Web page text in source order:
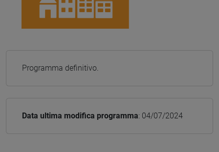
Programma definitivo.
Data ultima modifica programma: 04/07/2024